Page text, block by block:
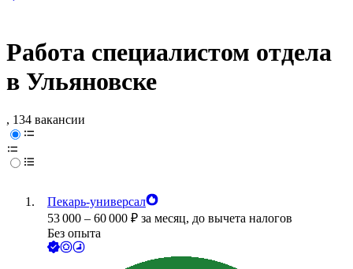
Работа специалистом отдела
в Ульяновске
, 134 вакансии
Пекарь-универсал
53 000 – 60 000 ₽ за месяц, до вычета налогов
Без опыта